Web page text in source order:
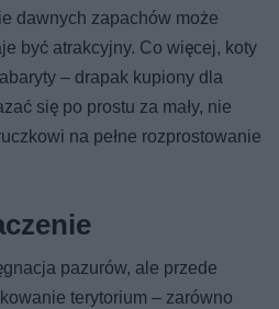
dawnych zapachów może
być atrakcyjny. Co więcej, koty
– drapak kupiony dla
się po prostu za mały, nie
na pełne rozprostowanie
pazurów, ale przede
terytorium – zarówno